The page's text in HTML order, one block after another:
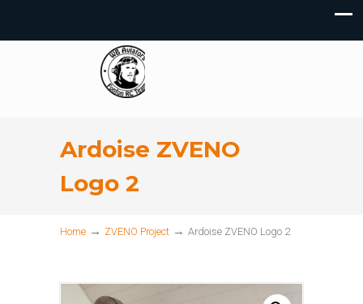
Ardoise ZVENO
Logo 2
Home → ZVENO Project → Ardoise ZVENO Logo 2